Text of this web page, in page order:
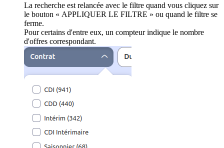
La recherche est relancée avec le filtre quand vous cliquez sur
le bouton « APPLIQUER LE FILTRE » ou quand le filtre se
ferme.
Pour certains d'entre eux, un compteur indique le nombre
d'offres correspondant.